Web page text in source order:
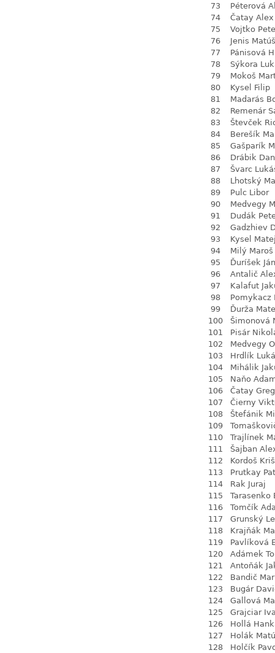
73
Péterová
74
Čatay Alex
75
Vojtko
76
Jenis Matúš
77
Pánisová
78
Sýkora
79
Mokoš
80
Kysel Filip
81
Madarás
82
Remenár
83
Števček
84
Berešík
85
Gašparík
86
Drábik
87
Švarc
88
Lhotský
89
Pulc Libor
90
Medvegy
91
Dudák
92
Gadzhiev
93
Kysel
94
Milý Maroš
95
Ďuríšek Ján
96
Antalič
97
Kalafut
98
Pomykacz
99
Ďurža
100
Šimonová
101
Pisár
102
Medvegy
103
Hrdlík
104
Mihálik
105
Naňo
106
Čatay
107
Čierny
108
Štefánik
109
110
Trajlínek
111
Šajban
112
Kordoš
113
Prutkay
114
Rak Juraj
115
Tarasenko
116
Tomčík
117
Grunský
118
Krajňák
119
Pavlíková
120
Adámek
121
Antoňák
122
Bandič
123
Bugár
124
Gallová
125
Grajciar
126
Hollá
127
Holák
128
Holčík